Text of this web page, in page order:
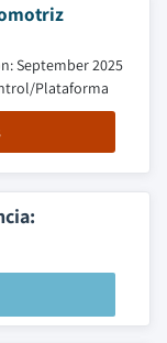
September 2025
Plataforma